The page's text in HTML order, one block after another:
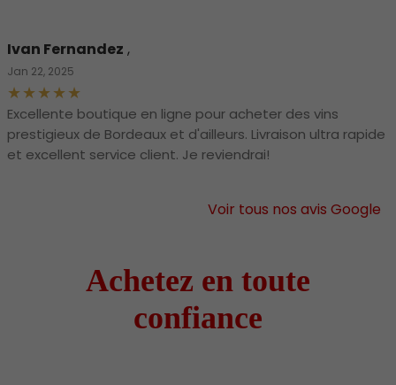
Ivan Fernandez ,
Jan 22, 2025
Excellente boutique en ligne pour acheter des vins
prestigieux de Bordeaux et d'ailleurs. Livraison ultra rapide
et excellent service client. Je reviendrai!
Voir tous nos avis Google
Achetez en toute
confiance